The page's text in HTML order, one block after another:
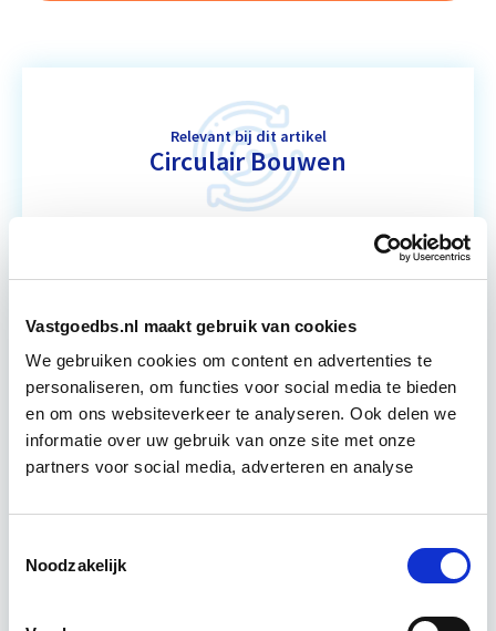
Vastgoedbs.nl maakt gebruik van cookies
We gebruiken cookies om content en advertenties te
personaliseren, om functies voor social media te bieden
en om ons websiteverkeer te analyseren. Ook delen we
informatie over uw gebruik van onze site met onze
partners voor social media, adverteren en analyse
Noodzakelijk
Relevant bij dit artikel
Circulair Bouwen
Circulair bouwen is de toekomst. Letterlijk, want in
dat… Lees verder
Utrecht of online
18 lesdagen lesdag(en)
4 uur per week zelfstudie
Eerstvolgende startdatum